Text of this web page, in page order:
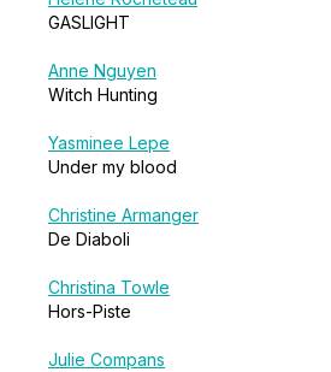
GASLIGHT
Anne Nguyen
Witch Hunting
Yasminee Lepe
Under my blood
Christine Armanger
De Diaboli
Christina Towle
Hors-Piste
Julie Compans